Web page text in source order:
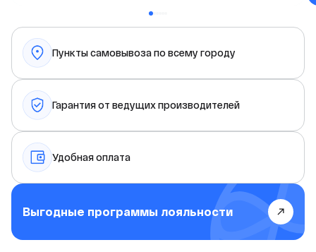
Пункты самовывоза по всему городу
Гарантия от ведущих производителей
Удобная оплата
Выгодные программы лояльности